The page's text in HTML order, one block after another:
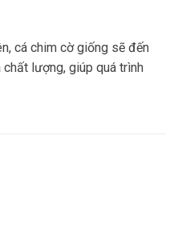
cá chim cờ giống sẽ đến
lượng, giúp quá trình